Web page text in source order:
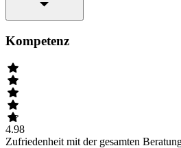
Kompetenz
4.98
Zufriedenheit mit der gesamten